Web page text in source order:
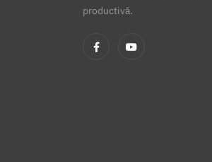
productivă.